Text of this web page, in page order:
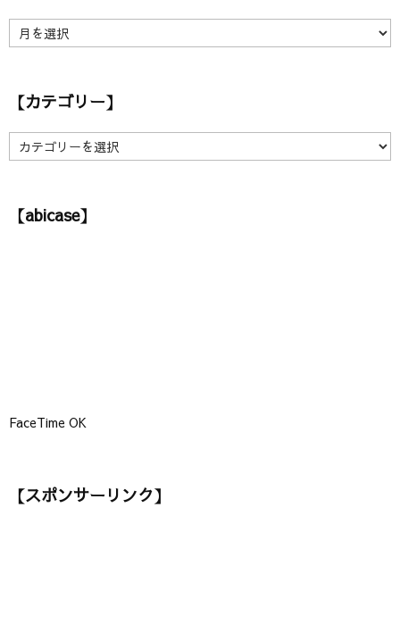
ア
イ【カテゴリー】
【
カ
リ【abicase】
FaceTime OK
【スポンサーリンク】